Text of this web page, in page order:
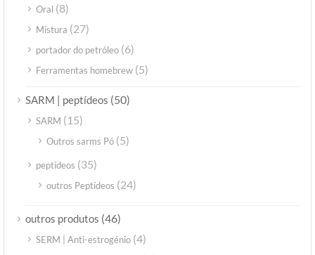
Oral (8)
Mistura (27)
portador do petróleo (6)
Ferramentas homebrew (5)
SARM | peptídeos (50)
SARM (15)
Outros sarms Pó (5)
peptídeos (35)
outros Peptídeos (24)
outros produtos (46)
SERM | Anti-estrogénio (4)